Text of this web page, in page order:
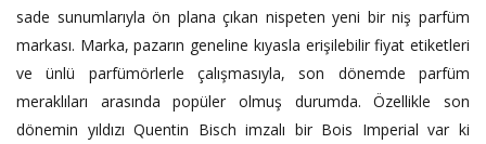
sade sunumlarıyla ön plana çıkan nispeten yeni bir niş parfüm
markası. Marka, pazarın geneline kıyasla erişilebilir fiyat etiketleri
ve ünlü parfümörlerle çalışmasıyla, son dönemde parfüm
meraklıları arasında popüler olmuş durumda. Özellikle son
dönemin yıldızı Quentin Bisch imzalı bir Bois Imperial var ki